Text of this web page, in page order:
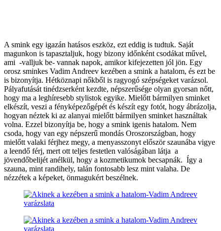
A smink egy igazán hatásos eszköz, ezt eddig is tudtuk. Saját
magunkon is tapasztaljuk, hogy bizony időnként csodákat művel,
ami -valljuk be- vannak napok, amikor kifejezetten jól jön. Egy
orosz sminkes Vadim Andreev kezében a smink a hatalom, és ezt be
is bizonyítja. Hétköznapi nőkből is ragyogó szépségeket varázsol.
Pályafutását tinédzserként kezdte, népszerűsége olyan gyorsan nőtt,
hogy ma a leghíresebb stylistok egyike. Mielőtt bármilyen sminket
elkészít, veszi a fényképezőgépét és készít egy fotót, hogy ábrázolja,
hogyan néztek ki az alanyai mielőtt bármilyen sminket használtak
volna. Ezzel bizonyítja be, hogy a smink igenis hatalom. Nem
csoda, hogy van egy népszerű mondás Oroszországban, hogy
mielőtt valaki férjhez megy, a menyasszonyt először szaunába vigye
a leendő férj, mert ott teljes festetlen valóságában látja a
jövendőbelijét anélkül, hogy a kozmetikumok becsapnák. Így a
szauna, mint randihely, talán fontosabb lesz mint valaha. De
nézzétek a képeket, önmagukért beszélnek.